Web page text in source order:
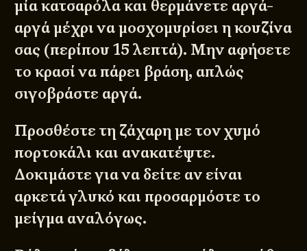
μία κατσαρόλα και θερμάνετε αργά-
αργά μέχρι να μοσχομυρίσει η κουζίνα
σας (περίπου 15 λεπτά). Μην αφήσετε
το κρασί να πάρει βράση, απλώς
σιγοβράστε αργά.
Προσθέστε τη ζάχαρη με τον χυμό
πορτοκάλι και ανακατέψτε.
Δοκιμάστε για να δείτε αν είναι
αρκετά γλυκό και προσαρμόστε το
μείγμα αναλόγως.